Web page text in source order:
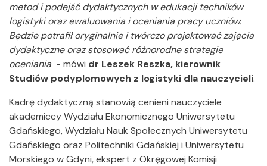
metod i podejść dydaktycznych w edukacji techników
logistyki oraz ewaluowania i oceniania pracy uczniów.
Będzie potrafił oryginalnie i twórczo projektować zajęcia
dydaktyczne oraz stosować różnorodne strategie
oceniania - mówi dr Leszek Reszka, kierownik
Studiów podyplomowych z logistyki dla nauczycieli.
Kadrę dydaktyczną stanowią cenieni nauczyciele
akademiccy Wydziału Ekonomicznego Uniwersytetu
Gdańskiego, Wydziału Nauk Społecznych Uniwersytetu
Gdańskiego oraz Politechniki Gdańskiej i Uniwersytetu
Morskiego w Gdyni, ekspert z Okręgowej Komisji